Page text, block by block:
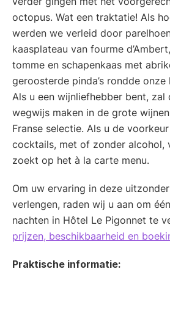
octopus. Wat een traktatie! Als
werden we verleid door
kaasplateau van fourme
tomme en schapenkaas met
geroosterde pinda’s rondde
Als u een wijnliefhebber bent, zal
wegwijs maken in de grote
Franse selectie. Als u de
cocktails, met of zonder alcohol,
zoekt op het à la carte menu.
Om uw ervaring in deze
verlengen, raden wij u aan om
nachten in Hôtel Le Pigonnet te
prijzen, beschikbaarheid en
Praktische informatie: